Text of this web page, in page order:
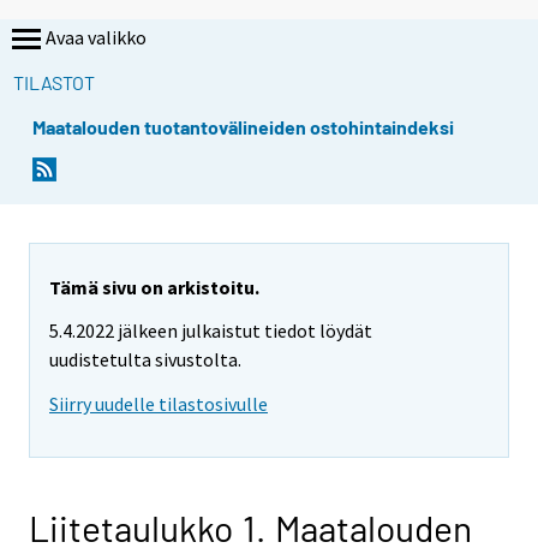
Avaa valikko
TILASTOT
Maatalouden tuotantovälineiden ostohintaindeksi
Tämä sivu on arkistoitu.
5.4.2022 jälkeen julkaistut tiedot löydät
uudistetulta sivustolta.
Siirry uudelle tilastosivulle
Liitetaulukko 1. Maatalouden